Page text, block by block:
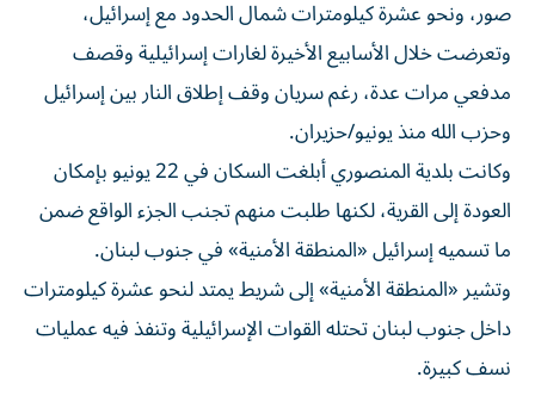
صور، ونحو عشرة كيلومترات شمال الحدود مع إسرائيل،
وتعرضت خلال الأسابيع الأخيرة لغارات إسرائيلية وقصف
مدفعي مرات عدة، رغم سريان وقف إطلاق النار بين إسرائيل
وحزب الله منذ يونيو/حزيران.
وكانت بلدية المنصوري أبلغت السكان في 22 يونيو بإمكان
العودة إلى القرية، لكنها طلبت منهم تجنب الجزء الواقع ضمن
ما تسميه إسرائيل «المنطقة الأمنية» في جنوب لبنان.
وتشير «المنطقة الأمنية» إلى شريط يمتد لنحو عشرة كيلومترات
داخل جنوب لبنان تحتله القوات الإسرائيلية وتنفذ فيه عمليات
نسف كبيرة.